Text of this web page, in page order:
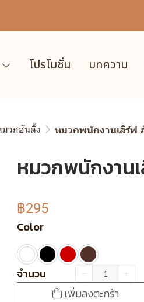
โปรโมชั่น บทความ
วกฮันติ้ง หมวกพนักงานเสิร์ฟ
หมวกพนักงาน
฿295
Color
จำนวน
เพิ่มลงตะกร้า